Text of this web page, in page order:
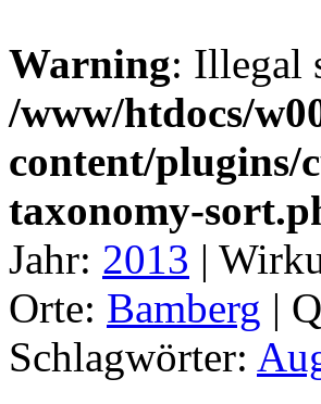
Warning: Illegal
/www/htdocs/
content/plugins/
taxonomy-
Jahr: 2013 |
Orte: Bamberg |
Schlagwörter: